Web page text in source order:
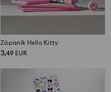
Zápisník Hello Kitty
3,49 EUR